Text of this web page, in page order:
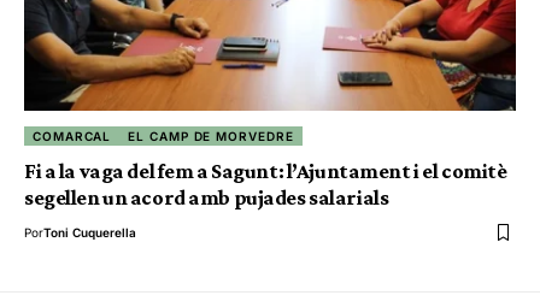
COMARCAL EL CAMP DE MORVEDRE
Fi a la vaga del fem a Sagunt: l’Ajuntament i el comitè
segellen un acord amb pujades salarials
PorToni Cuquerella